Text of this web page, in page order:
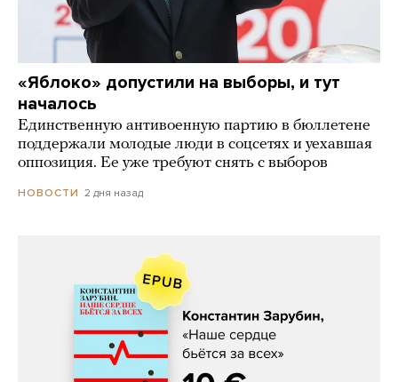
«Яблоко» допустили на выборы, и тут
началось
Единственную антивоенную партию в бюллетене
поддержали молодые люди в соцсетях и уехавшая
оппозиция. Ее уже требуют снять с выборов
НОВОСТИ 2 дня назад